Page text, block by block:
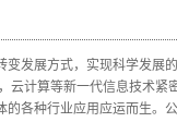
发展方式，实现科学发展
云计算等新一代信息技术紧
各种行业应用应运而生。